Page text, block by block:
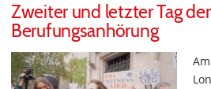
Zweiter und letzter Tag
Berufungsanhörung